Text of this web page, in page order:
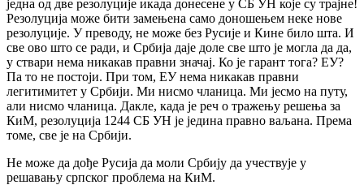
једна од две резолуције икада донесене у СБ УН које су трајне!
Резолуција може бити замењена само доношењем неке нове
резолуције. У преводу, не може без Русије и Кине било шта. И
све ово што се ради, и Србија даје доле све што је могла да да,
у ствари нема никакав правни значај. Ко је гарант тога? ЕУ?
Па то не постоји. При том, ЕУ нема никакав правни
легитимитет у Србији. Ми нисмо чланица. Ми јесмо на путу,
али нисмо чланица. Дакле, када је реч о тражењу решења за
КиМ, резолуција 1244 СБ УН је једина правно ваљана. Према
томе, све је на Србији.
Не може да дође Русија да моли Србију да учествује у
решавању српског проблема на КиМ.